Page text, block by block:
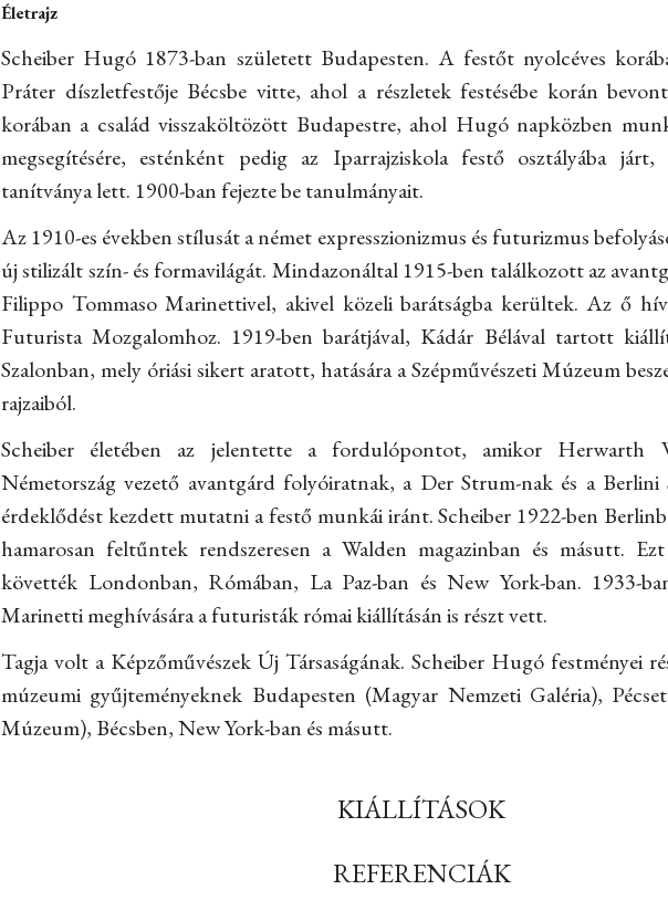
Életrajz
Scheiber Hugó 1873-ban született Budapesten. A festőt nyolcéves
Práter díszletfestője Bécsbe vitte, ahol a részletek festésébe korán
korában a család visszaköltözött Budapestre, ahol Hugó napközben
megsegítésére, esténként pedig az Iparrajziskola festő osztályába
tanítványa lett. 1900-ban fejezte be tanulmányait.
Az 1910-es években stílusát a német expresszionizmus és futurizmus
új stilizált szín- és formavilágát. Mindazonáltal 1915-ben találkozott az
Filippo Tommaso Marinettivel, akivel közeli barátságba kerültek. Az ő
Futurista Mozgalomhoz. 1919-ben barátjával, Kádár Bélával tartott
Szalonban, mely óriási sikert aratott, hatására a Szépművészeti Múzeum
rajzaiból.
Scheiber életében az jelentette a fordulópontot, amikor Herwarth
Németország vezető avantgárd folyóiratnak, a Der Strum-nak és a
érdeklődést kezdett mutatni a festő munkái iránt. Scheiber 1922-ben
hamarosan feltűntek rendszeresen a Walden magazinban és másutt.
követték Londonban, Rómában, La Paz-ban és New York-ban. 1933-
Marinetti meghívására a futuristák római kiállításán is részt vett.
Tagja volt a Képzőművészek Új Társaságának. Scheiber Hugó festményei
múzeumi gyűjteményeknek Budapesten (Magyar Nemzeti Galéria),
Múzeum), Bécsben, New York-ban és másutt.
KIÁLLÍTÁSOK
REFERENCIÁK